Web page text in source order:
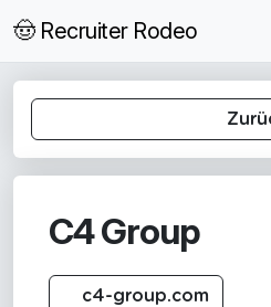
🤠 Recruiter Rodeo
C4 Group
c4-group.com